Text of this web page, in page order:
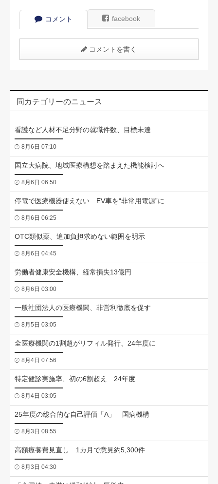
コメント facebook
コメントを書く
同カテゴリーのニュース
看護など人材不足分野の就職件数、目標未達
8月6日 07:10
国立大病院、地域医療構想を踏まえた機能検討へ
8月6日 06:50
停電で医療機器使えない EV車を“非常用電源”に
8月6日 06:25
OTC類似薬、追加負担求めない範囲を明示
8月6日 04:45
労働者健康安全機構、経常損失13億円
8月6日 03:00
一般社団法人の医療機関、非営利徹底を促す
8月5日 03:05
全医療機関の1割超がリフィル発行、24年度に
8月4日 07:56
特定健診実施率、初の6割超え 24年度
8月4日 03:05
25年度の総合的な自己評価「A」 国病機構
8月3日 08:55
高額療養費見直し 1カ月で意見約5,300件
8月3日 04:30